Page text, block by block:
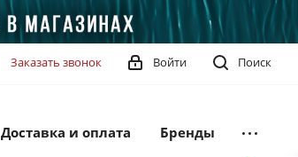
Поиск
Войти
Заказать звонок
Доставка и оплата Бренды